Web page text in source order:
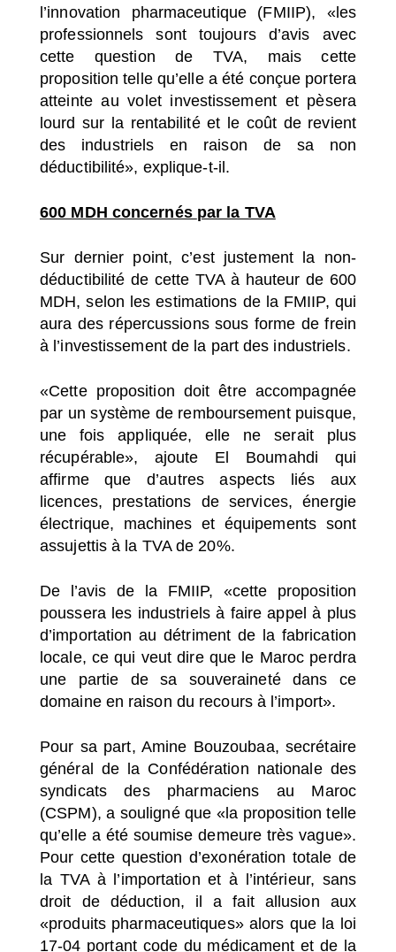
l’innovation pharmaceutique (FMIIP), «les
professionnels sont toujours d’avis avec
cette question de TVA, mais cette
proposition telle qu’elle a été conçue portera
atteinte au volet investissement et pèsera
lourd sur la rentabilité et le coût de revient
des industriels en raison de sa non
déductibilité», explique-t-il.
600 MDH concernés par la TVA
Sur dernier point, c’est justement la non-
déductibilité de cette TVA à hauteur de 600
MDH, selon les estimations de la FMIIP, qui
aura des répercussions sous forme de frein
à l’investissement de la part des industriels.
«Cette proposition doit être accompagnée
par un système de remboursement puisque,
une fois appliquée, elle ne serait plus
récupérable», ajoute El Boumahdi qui
affirme que d’autres aspects liés aux
licences, prestations de services, énergie
électrique, machines et équipements sont
assujettis à la TVA de 20%.
De l’avis de la FMIIP, «cette proposition
poussera les industriels à faire appel à plus
d’importation au détriment de la fabrication
locale, ce qui veut dire que le Maroc perdra
une partie de sa souveraineté dans ce
domaine en raison du recours à l’import».
Pour sa part, Amine Bouzoubaa, secrétaire
général de la Confédération nationale des
syndicats des pharmaciens au Maroc
(CSPM), a souligné que «la proposition telle
qu’elle a été soumise demeure très vague».
Pour cette question d’exonération totale de
la TVA à l’importation et à l’intérieur, sans
droit de déduction, il a fait allusion aux
«produits pharmaceutiques» alors que la loi
17-04 portant code du médicament et de la